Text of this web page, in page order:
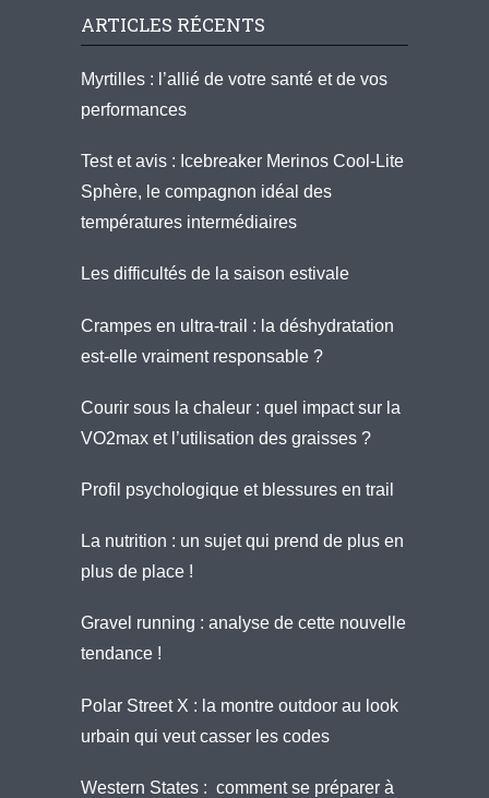
ARTICLES RÉCENTS
Myrtilles : l’allié de votre santé et de vos
performances
Test et avis : Icebreaker Merinos Cool-Lite
Sphère, le compagnon idéal des
températures intermédiaires
Les difficultés de la saison estivale
Crampes en ultra-trail : la déshydratation
est-elle vraiment responsable ?
Courir sous la chaleur : quel impact sur la
VO2max et l’utilisation des graisses ?
Profil psychologique et blessures en trail
La nutrition : un sujet qui prend de plus en
plus de place !
Gravel running : analyse de cette nouvelle
tendance !
Polar Street X : la montre outdoor au look
urbain qui veut casser les codes
Western States : comment se préparer à